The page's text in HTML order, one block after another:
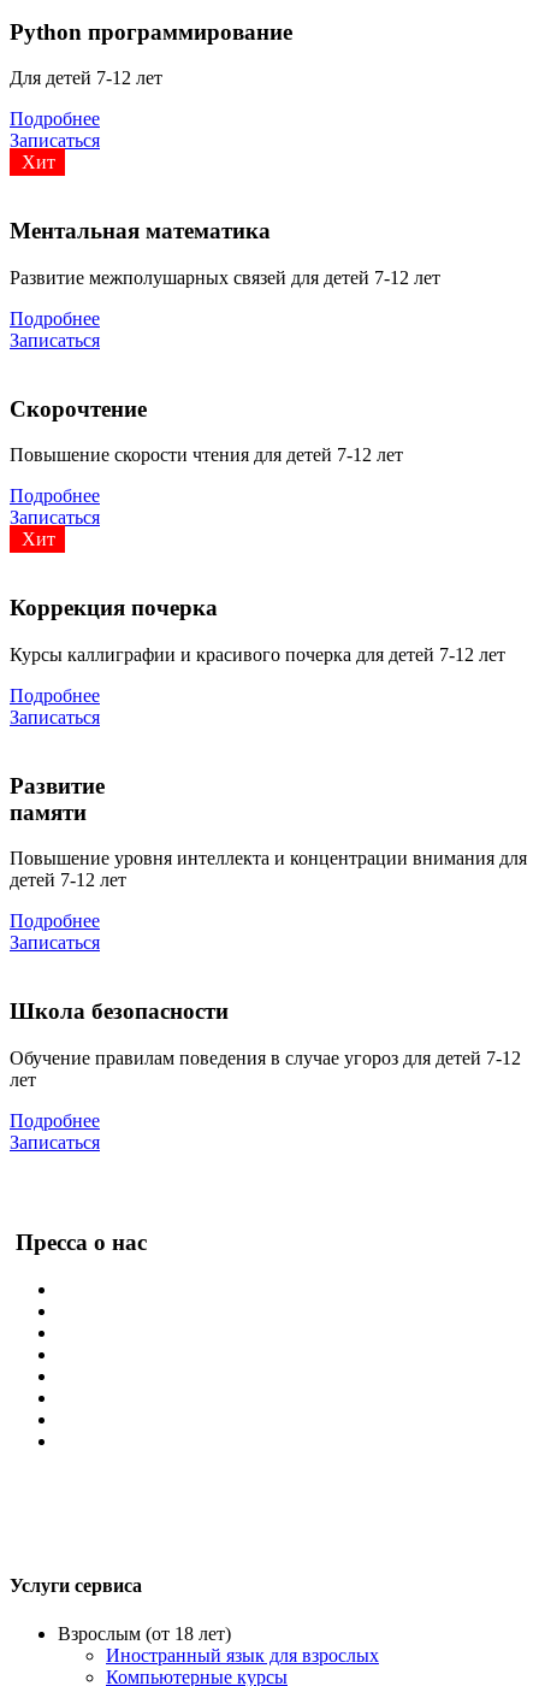
Python программирование
Для детей 7-12 лет
Подробнее
Записаться
Хит
Ментальная математика
Развитие межполушарных связей для детей 7-12 лет
Подробнее
Записаться
Скорочтение
Повышение скорости чтения для детей 7-12 лет
Подробнее
Записаться
Хит
Коррекция почерка
Курсы каллиграфии и красивого почерка для детей 7-12 лет
Подробнее
Записаться
Развитие
памяти
Повышение уровня интеллекта и концентрации внимания для
детей 7-12 лет
Подробнее
Записаться
Школа безопасности
Обучение правилам поведения в случае угороз для детей 7-12
лет
Подробнее
Записаться
Пресса о нас
Услуги сервиса
Взрослым (от 18 лет)
Иностранный язык для взрослых
Компьютерные курсы